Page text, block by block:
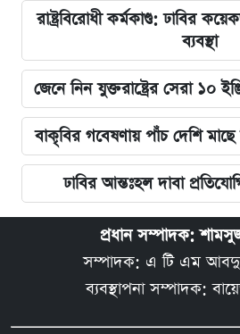
রাষ্ট্রবিরোধী কর্মকাণ্ড: ঢাবির
ব্যবস্থা
জেনে নিন যুক্তরাষ্ট্রের সেরা ১০
বাকৃবির গবেষণায় পাঁচ দেশি মাছে
ঢাবির আন্তঃহল দাবা
প্রধান সম্পাদক:
সম্পাদক: এ টি এম আবদুল
ব্যবস্থাপনা সম্পাদক: